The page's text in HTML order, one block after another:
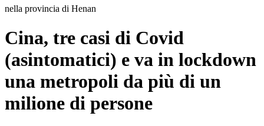
nella provincia di Henan
Cina, tre casi di Covid
(asintomatici) e va in lockdown
una metropoli da più di un
milione di persone